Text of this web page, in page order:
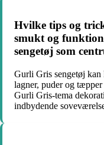
Hvilke tips og
smukt og
sengetøj som
Gurli Gris sengetøj kan
lagner, puder og
Gurli Gris-tema
indbydende